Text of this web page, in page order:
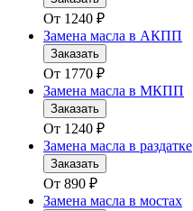
От 1240 ₽
Замена масла в АКПП
Заказать
От 1770 ₽
Замена масла в МКПП
Заказать
От 1240 ₽
Замена масла в раздатке
Заказать
От 890 ₽
Замена масла в мостах